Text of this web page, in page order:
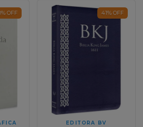
% OFF 41% OFF
EDITORA BV